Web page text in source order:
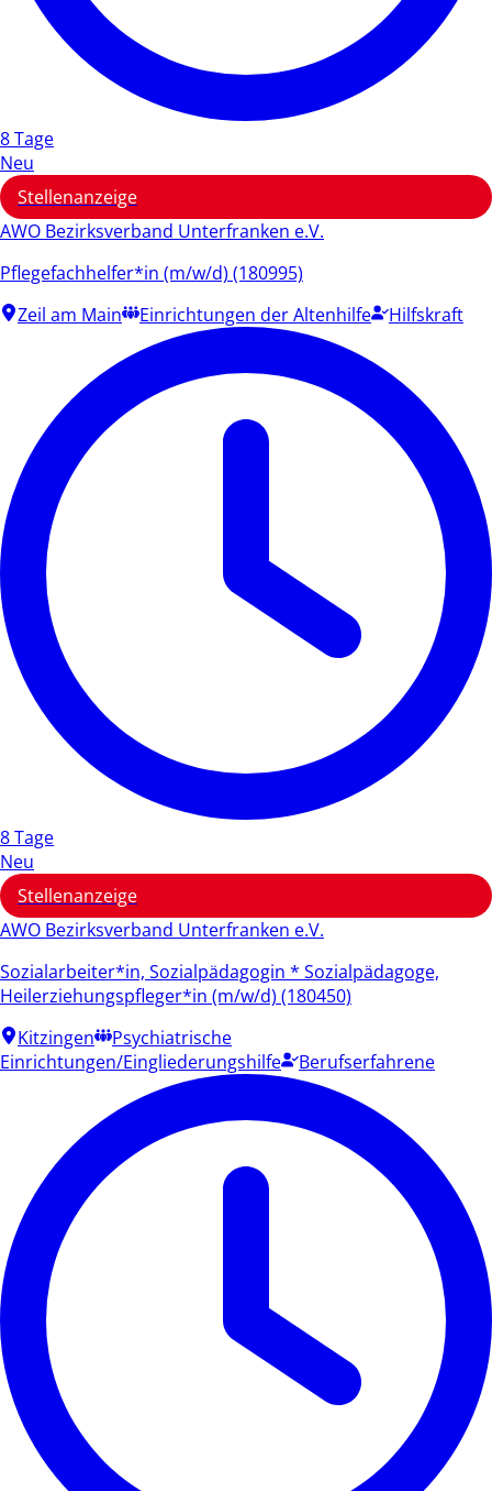
8 Tage
Neu
Stellenanzeige
AWO Bezirksverband Unterfranken e.V.
Pflegefachhelfer*in (m/w/d) (180995)
Zeil am Main
Einrichtungen der Altenhilfe Hilfskraft
8 Tage
Neu
Stellenanzeige
AWO Bezirksverband Unterfranken e.V.
Sozialarbeiter*in, Sozialpädagogin * Sozialpädagoge,
Heilerziehungspfleger*in (m/w/d) (180450)
Kitzingen
Psychiatrische
Einrichtungen/Eingliederungshilfe
Berufserfahrene